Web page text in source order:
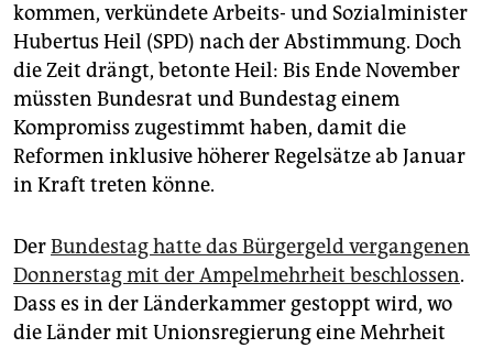
kommen, verkündete Arbeits- und Sozialminister
Hubertus Heil (SPD) nach der Abstimmung. Doch
die Zeit drängt, betonte Heil: Bis Ende November
müssten Bundesrat und Bundestag einem
Kompromiss zugestimmt haben, damit die
Reformen inklusive höherer Regelsätze ab Januar
in Kraft treten könne.
DerBundestag hatte das Bürgergeld vergangenen
Donnerstag mit der Ampelmehrheit beschlossen.
Dass es in der Länderkammer gestoppt wird, wo
die Länder mit Unionsregierung eine Mehrheit